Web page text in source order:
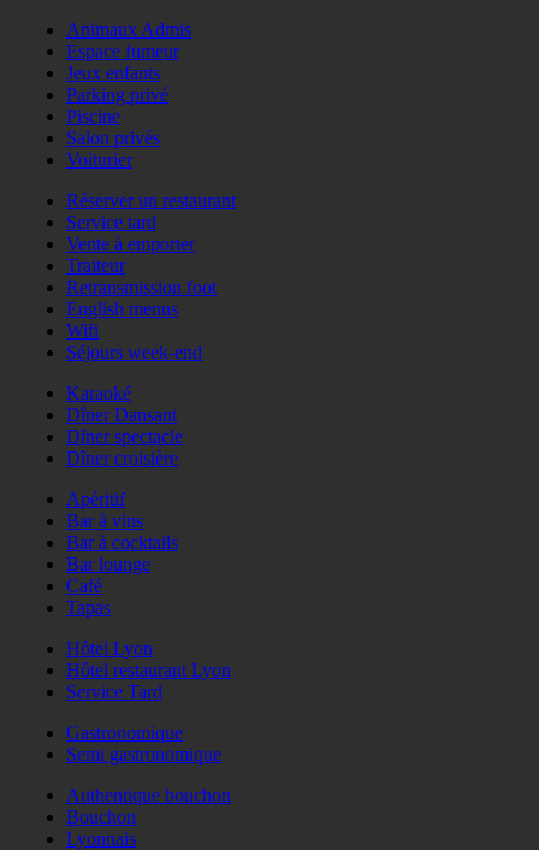
Animaux Admis
Espace fumeur
Jeux enfants
Parking privé
Piscine
Salon privés
Voiturier
Réserver un restaurant
Service tard
Vente à emporter
Traiteur
Retransmission foot
English menus
Wifi
Séjours week-end
Karaoké
Dîner Dansant
Dîner spectacle
Dîner croisière
Apéritif
Bar à vins
Bar à cocktails
Bar lounge
Café
Tapas
Hôtel Lyon
Hôtel restaurant Lyon
Service Tard
Gastronomique
Semi gastronomique
Authentique bouchon
Bouchon
Lyonnais